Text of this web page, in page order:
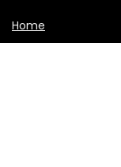
Home
Winkel